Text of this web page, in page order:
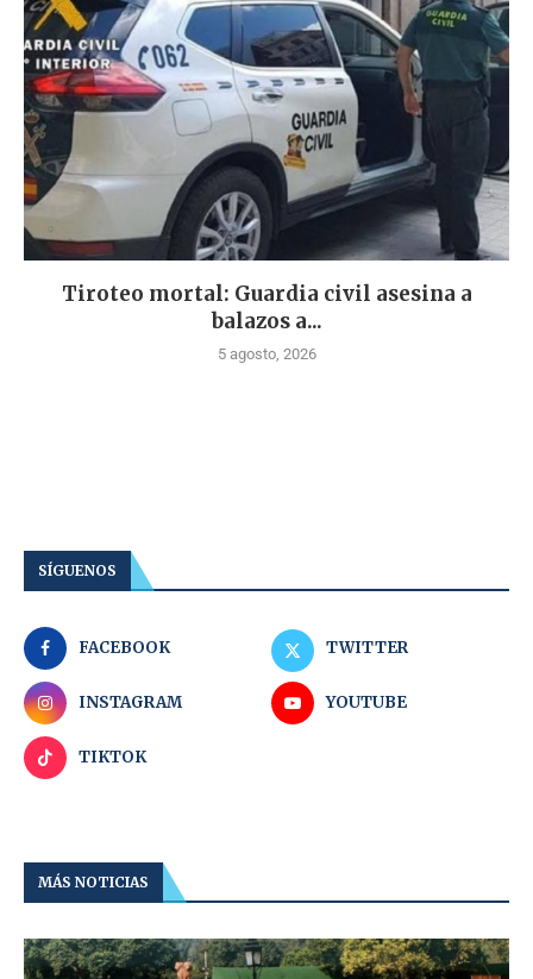
Tiroteo mortal: Guardia civil asesina a
balazos a...
5 agosto, 2026
SÍGUENOS
FACEBOOK TWITTER
INSTAGRAM YOUTUBE
TIKTOK
MÁS NOTICIAS